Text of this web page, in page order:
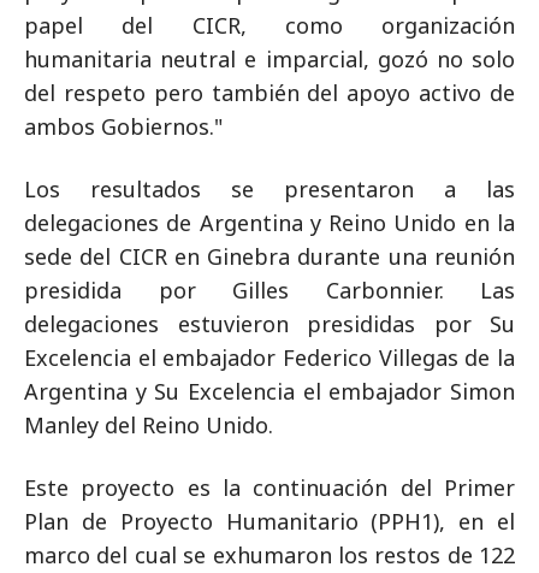
papel del CICR, como organización
humanitaria neutral e imparcial, gozó no solo
del respeto pero también del apoyo activo de
ambos Gobiernos."
Los resultados se presentaron a las
delegaciones de Argentina y Reino Unido en la
sede del CICR en Ginebra durante una reunión
presidida por Gilles Carbonnier. Las
delegaciones estuvieron presididas por Su
Excelencia el embajador Federico Villegas de la
Argentina y Su Excelencia el embajador Simon
Manley del Reino Unido.
Este proyecto es la continuación del Primer
Plan de Proyecto Humanitario (PPH1), en el
marco del cual se exhumaron los restos de 122